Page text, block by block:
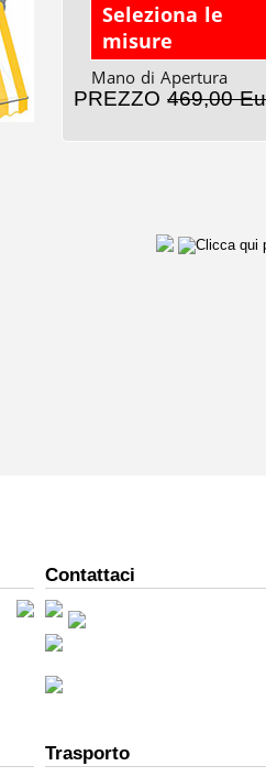
Seleziona le
misure
Mano di Apertura
PREZZO469,00
Contattaci
Trasporto